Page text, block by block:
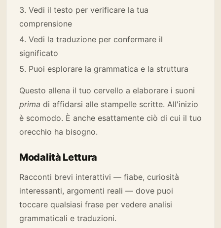
Vedi il testo per verificare la tua
comprensione
Vedi la traduzione per confermare il
significato
Puoi esplorare la grammatica e la struttura
Questo allena il tuo cervello a elaborare i suoni
prima di affidarsi alle stampelle scritte. All'inizio
è scomodo. È anche esattamente ciò di cui il tuo
orecchio ha bisogno.
Modalità Lettura
Racconti brevi interattivi — fiabe, curiosità
interessanti, argomenti reali — dove puoi
toccare qualsiasi frase per vedere analisi
grammaticali e traduzioni.